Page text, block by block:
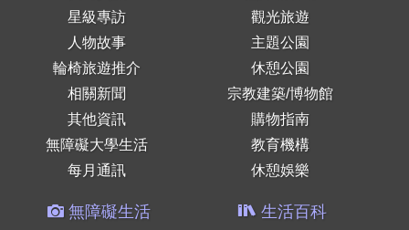
星級專訪
人物故事
輪椅旅遊推介
相關新聞
其他資訊
無障礙大學生活
每月通訊
觀光旅遊
主題公園
休憩公園
宗教建築/博物館
購物指南
教育機構
休憩娛樂
無障礙生活 生活百科